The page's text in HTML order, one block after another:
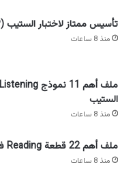
تأسيس ممتاز لاختبار الستيب (STEP)
منذ 8 ساعات
الستيب
منذ 8 ساعات
ملف أهم 22 قطعة Reading في اختبار الستيب
منذ 8 ساعات